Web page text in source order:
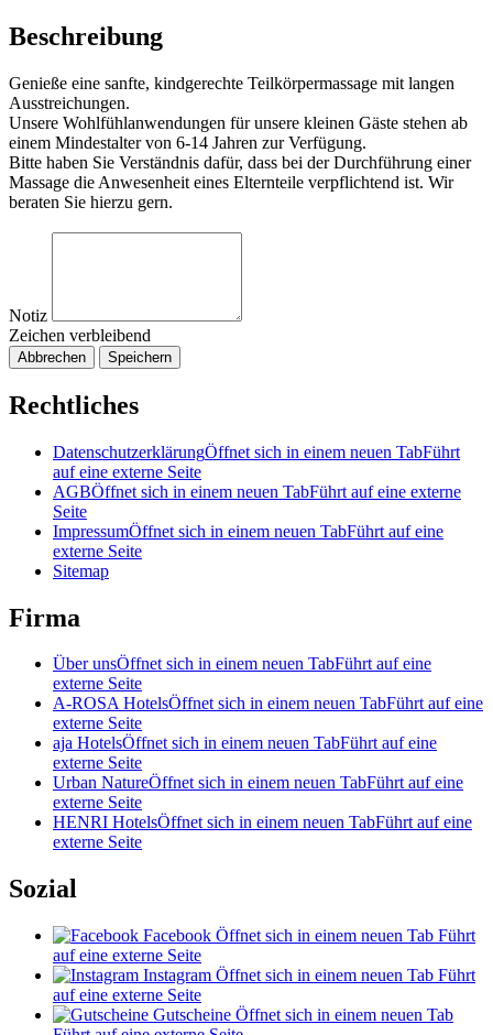
Beschreibung
Genieße eine sanfte, kindgerechte Teilkörpermassage mit langen
Ausstreichungen.
Unsere Wohlfühlanwendungen für unsere kleinen Gäste stehen ab
einem Mindestalter von 6-14 Jahren zur Verfügung.
Bitte haben Sie Verständnis dafür, dass bei der Durchführung einer
Massage die Anwesenheit eines Elternteile verpflichtend ist. Wir
beraten Sie hierzu gern.
Notiz
Zeichen verbleibend
Abbrechen Speichern
Rechtliches
DatenschutzerklärungÖffnet sich in einem neuen TabFührt
auf eine externe Seite
AGBÖffnet sich in einem neuen TabFührt auf eine externe
Seite
ImpressumÖffnet sich in einem neuen TabFührt auf eine
externe Seite
Sitemap
Firma
Über unsÖffnet sich in einem neuen TabFührt auf eine
externe Seite
A-ROSA HotelsÖffnet sich in einem neuen TabFührt auf eine
externe Seite
aja HotelsÖffnet sich in einem neuen TabFührt auf eine
externe Seite
Urban NatureÖffnet sich in einem neuen TabFührt auf eine
externe Seite
HENRI HotelsÖffnet sich in einem neuen TabFührt auf eine
externe Seite
Sozial
Facebook Öffnet sich in einem neuen Tab Führt
auf eine externe Seite
Instagram Öffnet sich in einem neuen Tab Führt
auf eine externe Seite
Gutscheine Öffnet sich in einem neuen Tab